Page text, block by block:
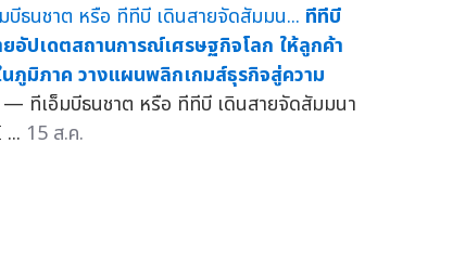
ทีทีบี
ยอัปเดตสถานการณ์เศรษฐกิจโลก ให้ลูกค้า
นภูมิภาค วางแผนพลิกเกมส์ธุรกิจสู่ความ
— ทีเอ็มบีธนชาต หรือ ทีทีบี เดินสายจัดสัมมนา
15 ส.ค.